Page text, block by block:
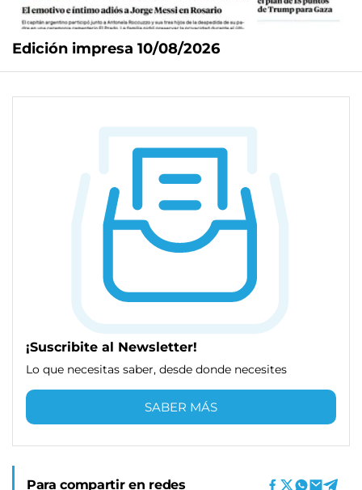
Edición impresa 10/08/2026
¡Suscribite al Newsletter!
Lo que necesitas saber, desde donde necesites
SABER MÁS
Para compartir en redes